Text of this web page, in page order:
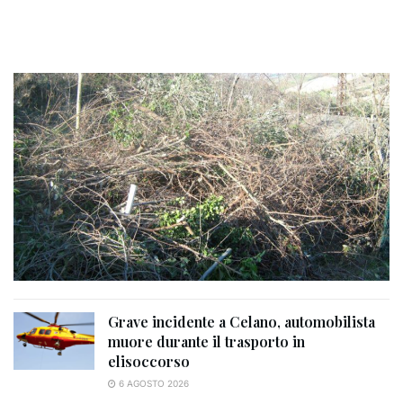
Grave incidente a Celano, automobilista
muore durante il trasporto in
elisoccorso
6 AGOSTO 2026